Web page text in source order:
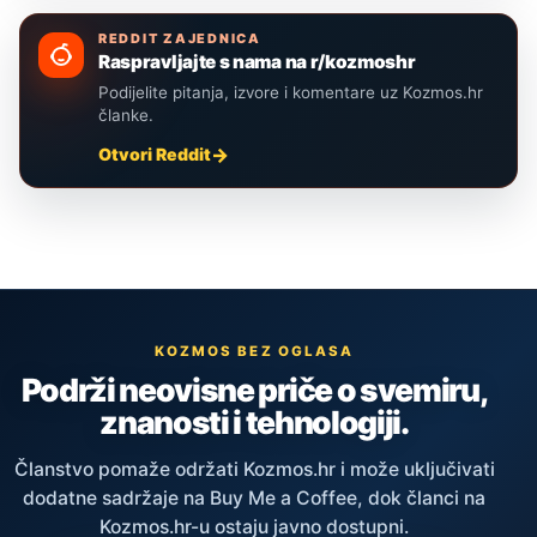
REDDIT ZAJEDNICA
Raspravljajte s nama na r/kozmoshr
Podijelite pitanja, izvore i komentare uz Kozmos.hr
članke.
Otvori Reddit
KOZMOS BEZ OGLASA
Podrži neovisne priče o svemiru,
znanosti i tehnologiji.
Članstvo pomaže održati Kozmos.hr i može uključivati
dodatne sadržaje na Buy Me a Coffee, dok članci na
Kozmos.hr-u ostaju javno dostupni.